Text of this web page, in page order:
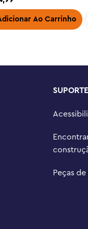
nas Estrelas: As
– LEGO Star
de 12 cm de altura,
Ao Carrinho
SUPORTE
Peças